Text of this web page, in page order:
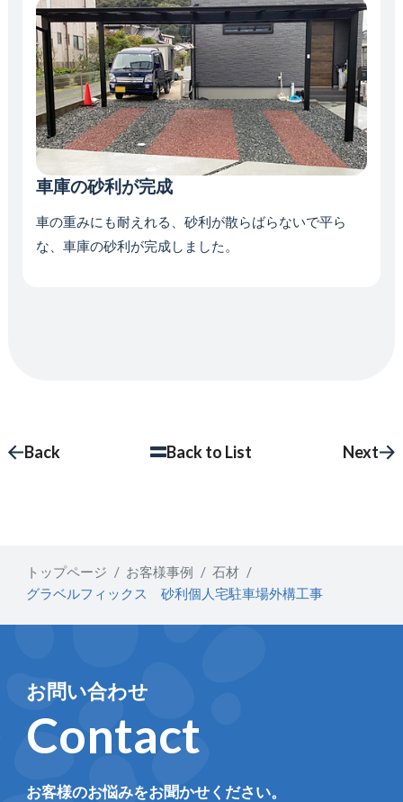
車庫の砂利が完成
車の重みにも耐えれる、砂利が散らばらないで平ら
な、車庫の砂利が完成しました。
Back Back to List Next
トップページ お客様事例
石材
グラベルフィックス 砂利個人宅駐車場外構工事
お問い合わせ
Contact
お客様のお悩みをお聞かせください。